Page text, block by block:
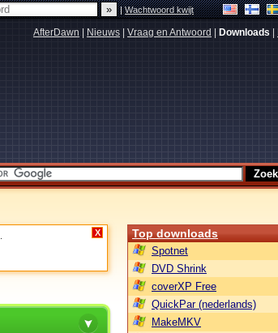
|Wachtwoord kwijt
AfterDawn Nieuws Vraag en Antwoord Downloads
X Top downloads
Spotnet
DVD Shrink
coverXP Free
QuickPar (nederlands)
MakeMKV